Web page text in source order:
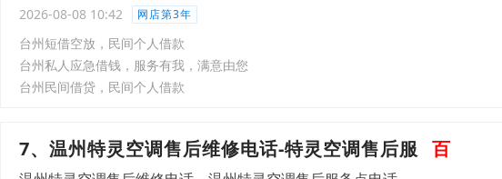
2026-08-08 10:42 网店第3年
台州短借空放，民间个人借款
台州私人应急借钱，服务有我，满意由您
台州民间借贷，民间个人借款
7、温州特灵空调售后维修电话-特灵空调售后服 百